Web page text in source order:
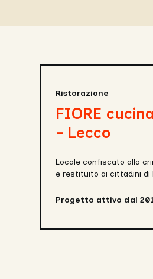
Ristorazione
FIORE
– Lecco
Locale confiscato alla
e restituito ai cittadini di
Progetto attivo dal